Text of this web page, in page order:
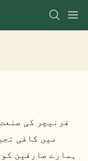
میں کافی
ہمارے صارفین